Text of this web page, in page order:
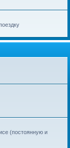
(постоянную и